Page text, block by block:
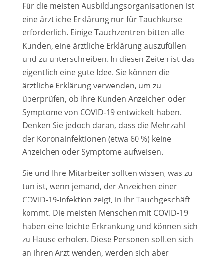
Für die meisten Ausbildungsorganisationen ist
eine ärztliche Erklärung nur für Tauchkurse
erforderlich. Einige Tauchzentren bitten alle
Kunden, eine ärztliche Erklärung auszufüllen
und zu unterschreiben. In diesen Zeiten ist das
eigentlich eine gute Idee. Sie können die
ärztliche Erklärung verwenden, um zu
überprüfen, ob Ihre Kunden Anzeichen oder
Symptome von COVID-19 entwickelt haben.
Denken Sie jedoch daran, dass die Mehrzahl
der Koronainfektionen (etwa 60 %) keine
Anzeichen oder Symptome aufweisen.
Sie und Ihre Mitarbeiter sollten wissen, was zu
tun ist, wenn jemand, der Anzeichen einer
COVID-19-Infektion zeigt, in Ihr Tauchgeschäft
kommt. Die meisten Menschen mit COVID-19
haben eine leichte Erkrankung und können sich
zu Hause erholen. Diese Personen sollten sich
an ihren Arzt wenden, werden sich aber